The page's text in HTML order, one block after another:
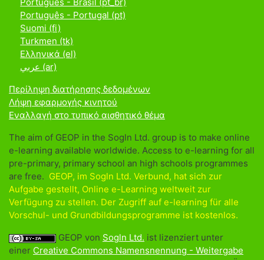
Português - Brasil ‎(pt_br)‎
Português - Portugal ‎(pt)‎
Suomi ‎(fi)‎
Turkmen ‎(tk)‎
Ελληνικά ‎(el)‎
عربي ‎(ar)‎
Περίληψη διατήρησης δεδομένων
Λήψη εφαρμογής κινητού
Εναλλαγή στο τυπικό αισθητικό θέμα
The aim of GEOP in the Sogln Ltd. group is to make online
e-learning available worldwide. Access to e-learning for all
pre-primary, primary school an high schools programmes
are free. GEOP, im Sogln Ltd. Verbund, hat sich zur
Aufgabe gestellt, Online e-Learning weltweit zur
Verfügung zu stellen. Der Zugriff auf e-learning für alle
Vorschul- und Grundbildungsprogramme ist kostenlos.
GEOP von Sogln Ltd. ist lizenziert unter
einer Creative Commons Namensnennung - Weitergabe